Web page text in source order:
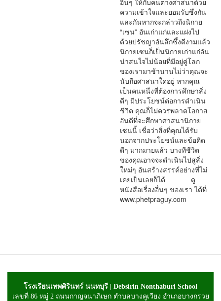
อื่นๆ ให้กับคนต่างศาสนาด้วย
ความเข้าใจและยอมรับซึ่งกัน
และกันหากจะกล่าวถึงนิกาย
“เซน” อันเก่าแก่และแฝงไป
ด้วยปรัชญาอันลึกซึ้งดีงามแล้ว
นิกายเซนก็เป็นนิกายเก่าแก่อัน
น่าสนใจไม่น้อยที่มีอยู่คู่โลก
ของเรามาช้านานไม่ว่าคุณจะ
นับถือศาสนาใดอยู่ หากคุณ
เป็นคนหนึ่งที่ต้องการศึกษาสิ่ง
ดีๆ มีประโยชน์ต่อการดำเนิน
ชีวิต คุณก็ไม่ควรพลาดโอกาส
อันดีที่จะศึกษาศาสนานิกาย
เซนนี้ เชื่อว่าสิ่งที่คุณได้รับ
นอกจากประโยชน์และข้อคิด
ดีๆ มากมายแล้ว บางทีชีวิต
ของคุณอาจจะดำเนินไปสูสิ่ง
ใหม่ๆ อันสร้างสรรค์อย่างที่ไม่
เคยเป็นเลยก็ได้ ดู
หนังสือเรื่องอื่นๆ ของเรา ได้ที่
www.phetpraguy.com
โรงเรียนเทพศิรินทร์ นนทบุรี | Debsirin Nonthaburi School
เลขที่ 86 หมู่ 2 ถนนกาญจนาภิเษก ตำบลบางคูเวียง อำเภอบางกรวย